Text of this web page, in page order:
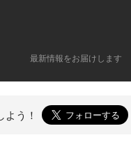
最新情報をお届けします
よう！